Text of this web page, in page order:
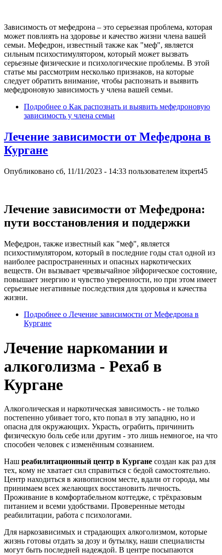
Зависимость от мефедрона – это серьезная проблема, которая
может повлиять на здоровье и качество жизни члена вашей
семьи. Мефедрон, известный также как "меф", является
сильным психостимулятором, который может вызвать
серьезные физические и психологические проблемы. В этой
статье мы рассмотрим несколько признаков, на которые
следует обратить внимание, чтобы распознать и выявить
мефедроновую зависимость у члена вашей семьи.
Подробнее о Как распознать и выявить мефедроновую
зависимость у члена семьи
Лечение зависимости от Мефедрона в
Кургане
Опубликовано сб, 11/11/2023 - 14:33 пользователем itxpert45
Лечение зависимости от Мефедрона:
пути восстановления и поддержки
Мефедрон, также известный как "меф", является
психостимулятором, который в последние годы стал одной из
наиболее распространенных и опасных наркотических
веществ. Он вызывает чрезвычайное эйфорическое состояние,
повышает энергию и чувство уверенности, но при этом имеет
серьезные негативные последствия для здоровья и качества
жизни.
Подробнее о Лечение зависимости от Мефедрона в
Кургане
Лечение наркомании и
алкоголизма - Рехаб в
Кургане
Алкоголическая и наркотическая зависимость - не только
постепенно убивает того, кто попал в эту западню, но и
опасна для окружающих. Украсть, ограбить, причинить
физическую боль себе или другим - это лишь немногое, на что
способен человек с изменённым сознанием.
Наш реабилитационный центр в Кургане создан как раз для
тех, кому не хватает сил справиться с бедой самостоятельно.
Центр находиться в живописном месте, вдали от города, мы
принимаем всех желающих восстановить личность.
Проживание в комфортабельном коттедже, с трёхразовым
питанием и всеми удобствами. Проверенные методы
реабилитации, работа с психологами.
Для наркозависимых и страдающих алкоголизмом, которые
жизнь готовы отдать за дозу и бутылку, наши специалисты
могут быть последней надеждой. В центре посыпаются